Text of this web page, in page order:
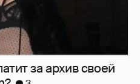
за архив своей